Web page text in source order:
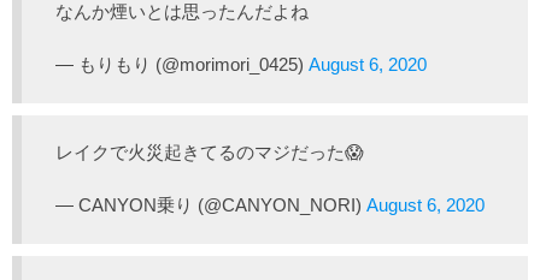
なんか煙いとは思ったんだよね
— もりもり (@morimori_0425) August 6, 2020
レイクで火災起きてるのマジだった😱
— CANYON乗り (@CANYON_NORI) August 6, 2020